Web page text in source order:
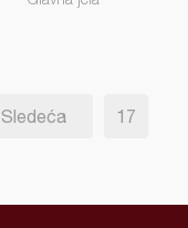
Sledeća 17